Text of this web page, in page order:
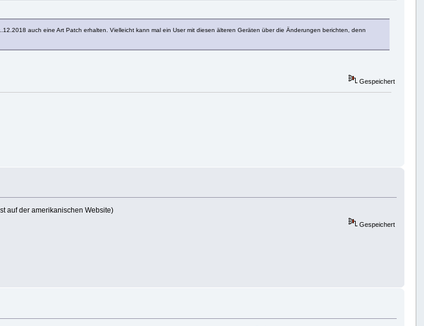
auch eine Art Patch erhalten. Vielleicht kann mal ein User mit diesen älteren Geräten über die Änderungen berichten, denn
Gespeichert
auf der amerikanischen Website)
Gespeichert